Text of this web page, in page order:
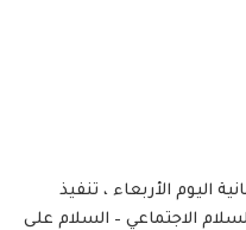
اليوم الأربعاء ، تنفيذ
الاجتماعي – السلام على